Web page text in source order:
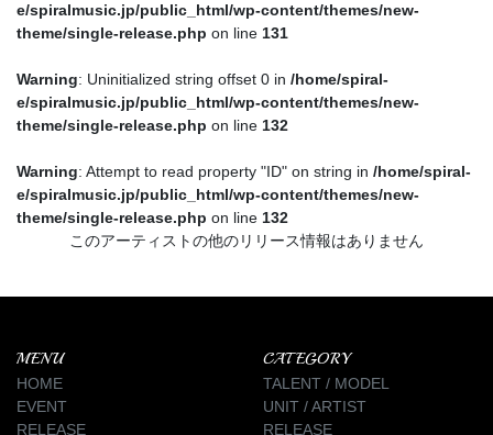
e/spiralmusic.jp/public_html/wp-content/themes/new-
theme/single-release.php on line 131
Warning: Uninitialized string offset 0 in /home/spiral-
e/spiralmusic.jp/public_html/wp-content/themes/new-
theme/single-release.php on line 132
Warning: Attempt to read property "ID" on string in /home/spiral-
e/spiralmusic.jp/public_html/wp-content/themes/new-
theme/single-release.php on line 132
このアーティストの他のリリース情報はありません
MENU
HOME
EVENT
RELEASE
CATEGORY
TALENT / MODEL
UNIT / ARTIST
RELEASE